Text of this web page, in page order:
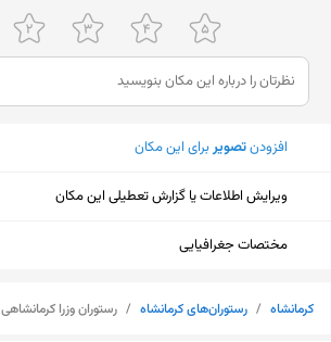
افزودنتصویربرای این مکان
ویرایش اطلاعات یا گزارش تعطیلی این مکان
مختصات جغرافیایی
کرمانشاه / رستوران‌های کرمانشاه / رستوران وزرا کرمانشاهی